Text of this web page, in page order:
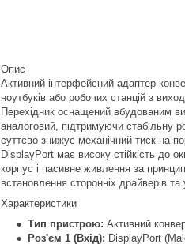
Опис
Активний інтерфейсний адаптер-
ноутбуків або робочих станцій з
Перехідник оснащений вбудованим
аналоговий, підтримуючи стабільну
суттєво знижує механічний тиск на
DisplayPort має високу стійкість до
корпус і пасивне живлення за
встановлення сторонніх драйверів та
Характеристики
Тип пристрою: Активний
Роз'єм 1 (Вхід): DisplayPort